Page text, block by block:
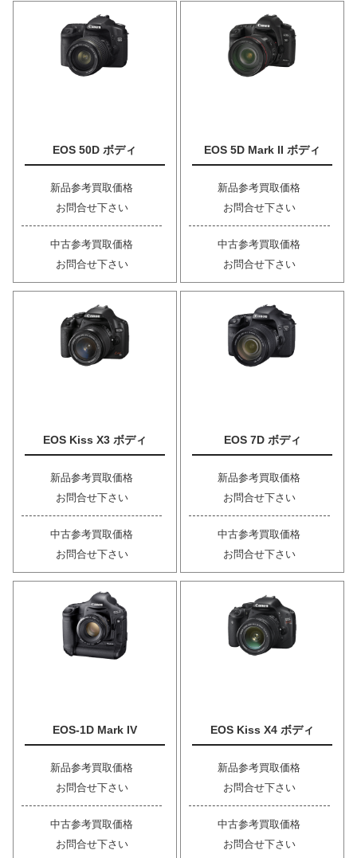
EOS 50D ボディ
新品参考買取価格
お問合せ下さい
中古参考買取価格
お問合せ下さい
EOS 5D Mark II ボディ
新品参考買取価格
お問合せ下さい
中古参考買取価格
お問合せ下さい
EOS Kiss X3 ボディ
新品参考買取価格
お問合せ下さい
中古参考買取価格
お問合せ下さい
EOS 7D ボディ
新品参考買取価格
お問合せ下さい
中古参考買取価格
お問合せ下さい
EOS-1D Mark IV
新品参考買取価格
お問合せ下さい
中古参考買取価格
お問合せ下さい
EOS Kiss X4 ボディ
新品参考買取価格
お問合せ下さい
中古参考買取価格
お問合せ下さい